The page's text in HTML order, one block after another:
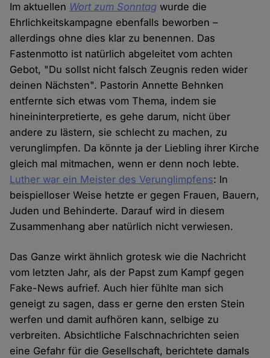
Im aktuellen Wort zum Sonntag wurde die
Ehrlichkeitskampagne ebenfalls beworben –
allerdings ohne dies klar zu benennen. Das
Fastenmotto ist natürlich abgeleitet vom achten
Gebot, "Du sollst nicht falsch Zeugnis reden wider
deinen Nächsten". Pastorin Annette Behnken
entfernte sich etwas vom Thema, indem sie
hineininterpretierte, es gehe darum, nicht über
andere zu lästern, sie schlecht zu machen, zu
verunglimpfen. Da könnte ja der Liebling ihrer Kirche
gleich mal mitmachen, wenn er denn noch lebte.
Luther war ein Meister des Verunglimpfens: In
beispielloser Weise hetzte er gegen Frauen, Bauern,
Juden und Behinderte. Darauf wird in diesem
Zusammenhang aber natürlich nicht verwiesen.
Das Ganze wirkt ähnlich grotesk wie die Nachricht
vom letzten Jahr, als der Papst zum Kampf gegen
Fake-News aufrief. Auch hier fühlte man sich
geneigt zu sagen, dass er gerne den ersten Stein
werfen und damit aufhören kann, selbige zu
verbreiten. Absichtliche Falschnachrichten seien
eine Gefahr für die Gesellschaft, berichtete damals